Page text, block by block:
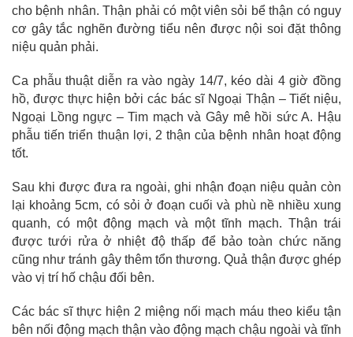
cho bệnh nhân. Thận phải có một viên sỏi bể thận có nguy
cơ gây tắc nghẽn đường tiểu nên được nội soi đặt thông
niệu quản phải.
Ca phẫu thuật diễn ra vào ngày 14/7, kéo dài 4 giờ đồng
hồ, được thực hiện bởi các bác sĩ Ngoại Thận – Tiết niệu,
Ngoại Lồng ngực – Tim mạch và Gây mê hồi sức A. Hậu
phẫu tiến triển thuận lợi, 2 thận của bệnh nhân hoạt động
tốt.
Sau khi được đưa ra ngoài, ghi nhận đoạn niệu quản còn
lại khoảng 5cm, có sỏi ở đoạn cuối và phù nề nhiều xung
quanh, có một động mạch và một tĩnh mạch. Thận trái
được tưới rửa ở nhiệt độ thấp để bảo toàn chức năng
cũng như tránh gây thêm tổn thương. Quả thận được ghép
vào vị trí hố chậu đối bên.
Các bác sĩ thực hiện 2 miệng nối mạch máu theo kiểu tận
bên nối động mạch thận vào động mạch chậu ngoài và tĩnh